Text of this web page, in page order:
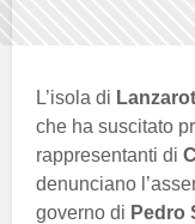
L’isola di
che ha suscitato
rappresentanti di
denunciano
governo di Pedro